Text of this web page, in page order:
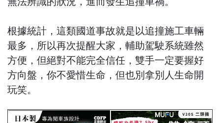
根據統計，這類國道事故就是以追撞施工車輛
最多，所以再次提醒大家，輔助駕駛系統雖然
方便，但絕對不能完全信任，雙手一定要握好
方向盤，你不愛惜生命，但也別拿別人生命開
玩笑。